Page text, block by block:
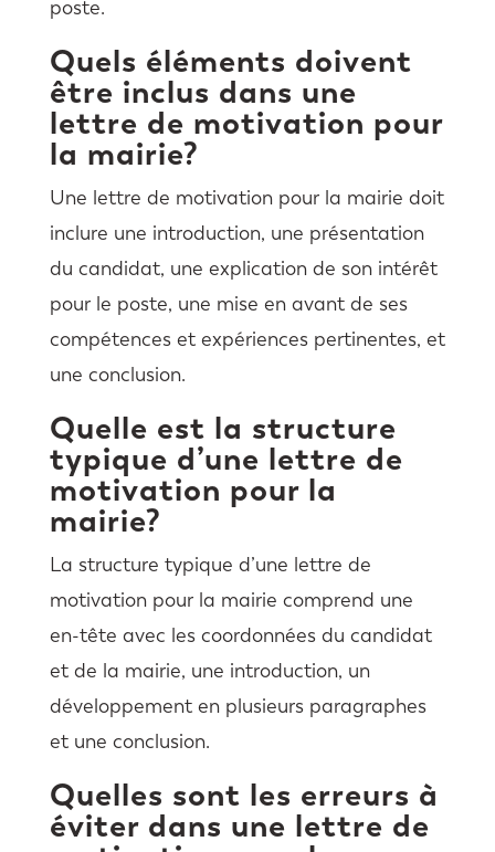
poste.
Quels éléments doivent
être inclus dans une
lettre de motivation pour
la mairie?
Une lettre de motivation pour la mairie doit
inclure une introduction, une présentation
du candidat, une explication de son intérêt
pour le poste, une mise en avant de ses
compétences et expériences pertinentes, et
une conclusion.
Quelle est la structure
typique d’une lettre de
motivation pour la
mairie?
La structure typique d’une lettre de
motivation pour la mairie comprend une
en-tête avec les coordonnées du candidat
et de la mairie, une introduction, un
développement en plusieurs paragraphes
et une conclusion.
Quelles sont les erreurs à
éviter dans une lettre de